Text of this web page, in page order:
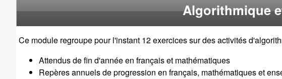
Algorithmique
Ce module regroupe pour l'instant 12 exercices sur des activités
Attendus de fin d'année en français et mathématiques
Repères annuels de progression en français, mathématiques et